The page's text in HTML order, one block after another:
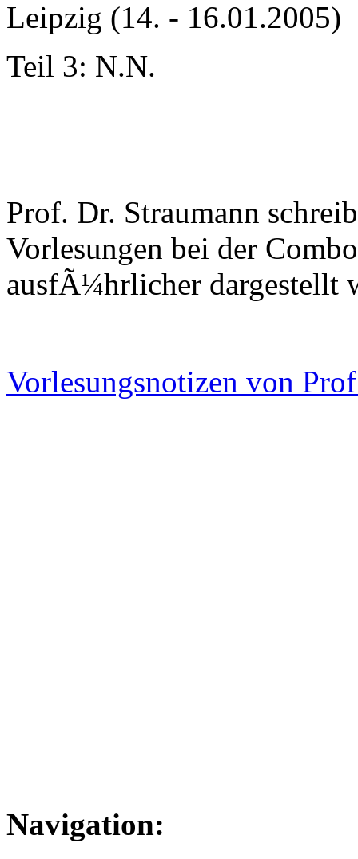
Leipzig (14. - 16.01.2005)
Teil 3: N.N.
Prof. Dr. Straumann
Vorlesungen bei der
ausfÃ¼hrlicher dargestellt
Vorlesungsnotizen von
Navigation: